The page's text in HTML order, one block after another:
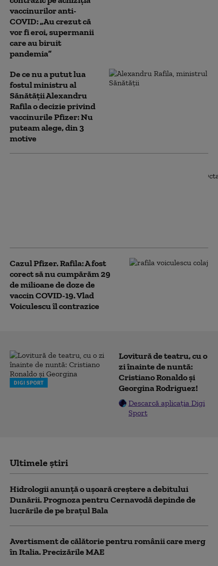
vaccinurilor anti-
COVID: „Au crezut că
vor fi eroi, supermanii
care au biruit
pandemia”
De ce nu a putut lua
fostul ministru al
Sănătății Alexandru
Rafila o decizie privind
vaccinurile Pfizer: Nu
puteam alege, din 3
motive
Cazul Pfizer. Rafila: A fost
corect să nu cumpărăm 29
de milioane de doze de
vaccin COVID-19. Vlad
Voiculescu îl contrazice
DIGI SPORT
Lovitură de teatru, cu o
zi înainte de nuntă:
Cristiano Ronaldo și
Georgina Rodriguez!
Descarcă aplicația Digi
Sport
Ultimele știri
Hidrologii anunță o ușoară creștere a debitului
Dunării. Prognoza pentru Cernavodă depinde de
lucrările de pe brațul Bala
Avertisment de călătorie pentru românii care merg
în Italia. Precizările MAE